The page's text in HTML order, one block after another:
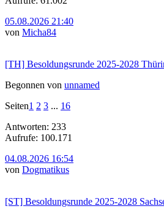
05.08.2026 21:40
von Micha84
[TH] Besoldungsrunde 2025-2028
Begonnen von unnamed
Seiten1 2 3 ... 16
Antworten: 233
Aufrufe: 100.171
04.08.2026 16:54
von Dogmatikus
[ST] Besoldungsrunde 2025-2028